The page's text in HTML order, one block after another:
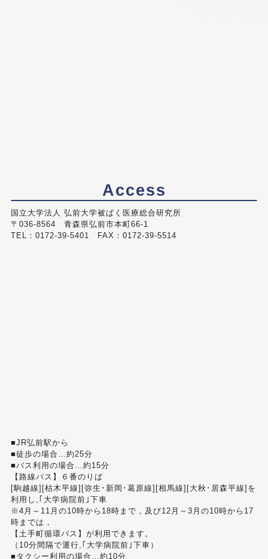
Access
国立大学法人 弘前大学被ばく医療総合研究所
〒036-8564 青森県弘前市本町66-1
TEL：0172-39-5401 FAX：0172-39-5514
■JR弘前駅から
■徒歩の場合…約25分
■バス利用の場合…約15分
【路線バス】６番のりば
[駒越線][枯木平線][弥生･新岡･葛原線][相馬線][大秋･居森平線]を
利用し,｢大学病院前｣下車
※4月～11月の10時から18時まで，及び12月～3月の10時から17
時までは，
【土手町循環バス】が利用できます。
（10分間隔で運行,｢大学病院前｣下車）
■タクシー利用の場合…約10分